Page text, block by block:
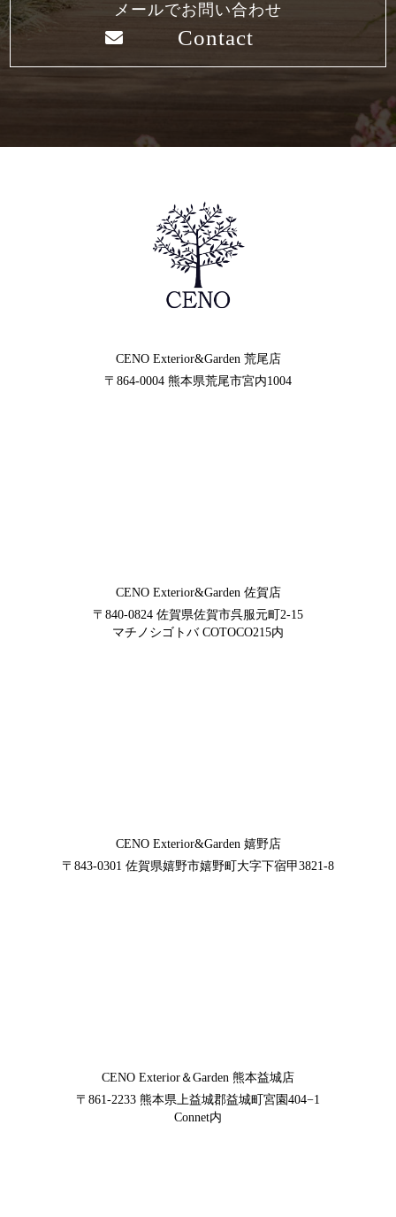
メールでお問い合わせ
Contact
CENO Exterior&Garden荒尾店
〒864-0004 熊本県荒尾市宮内1004
CENO Exterior&Garden佐賀店
〒840-0824 佐賀県佐賀市呉服元町2-15
マチノシゴトバ COTOCO215内
CENO Exterior&Garden嬉野店
〒843-0301 佐賀県嬉野市嬉野町大字下宿甲3821-8
CENO Exterior＆Garden 熊本益城店
〒861-2233 熊本県上益城郡益城町宮園404−1
Connet内